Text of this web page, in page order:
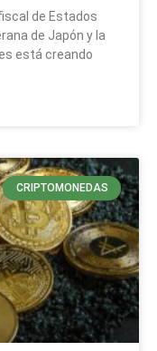
de Estados
de Japón y la
está creando
CRIPTOMONEDAS